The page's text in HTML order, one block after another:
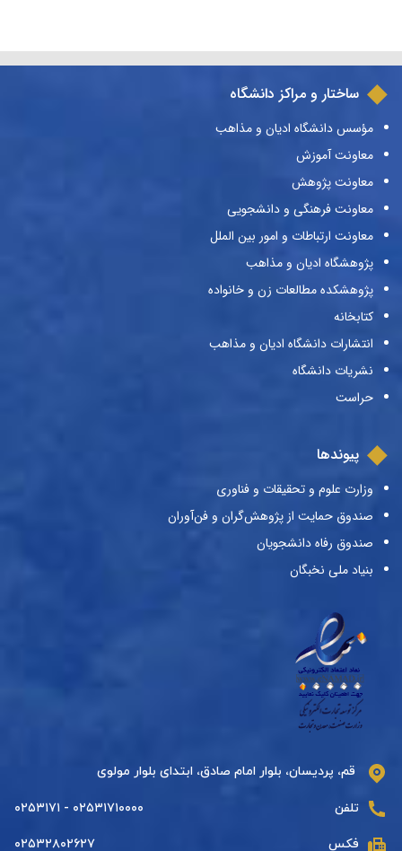
ساختار و مراکز دانشگاه
مؤسس دانشگاه ادیان و مذاهب
معاونت آموزش
معاونت پژوهش
معاونت فرهنگی و دانشجویی
معاونت ارتباطات و امور بین الملل
پژوهشگاه ادیان و مذاهب
پژوهشکده مطالعات زن و خانواده
کتابخانه
انتشارات دانشگاه ادیان و مذاهب
نشریات دانشگاه
حراست
پیوندها
وزارت علوم و تحقیقات و فناوری
صندوق حمایت از پژوهش‌گران و فن‌آوران
صندوق رفاه دانشجویان
بنیاد ملی نخبگان
قم، پردیسان، بلوار امام صادق، ابتدای بلوار مولوی
تلفن ۰۲۵۳۱۷۱۰۰۰۰ - ۰۲۵۳۱۷۱
فکس ۰۲۵۳۲۸۰۲۶۲۷